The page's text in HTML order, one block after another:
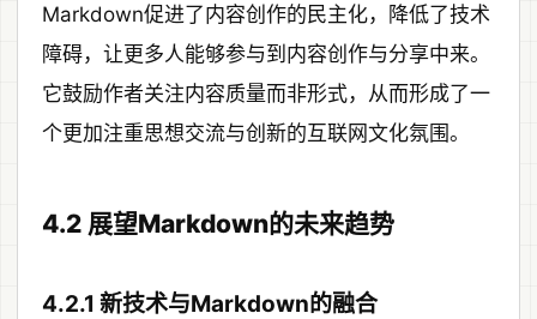
Markdown促进了内容创作的民主化，降低了技术
障碍，让更多人能够参与到内容创作与分享中来。
它鼓励作者关注内容质量而非形式，从而形成了一
个更加注重思想交流与创新的互联网文化氛围。
4.2 展望Markdown的未来趋势
4.2.1 新技术与Markdown的融合